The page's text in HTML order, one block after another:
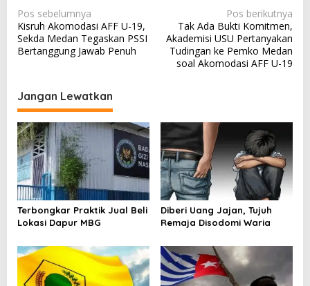
N
a
v
g
a
s
i
p
o
s
Pos sebelumnya
Kisruh Akomodasi AFF U-19,
Sekda Medan Tegaskan PSSI
Bertanggung Jawab Penuh
Pos berikutnya
Tak Ada Bukti Komitmen,
Akademisi USU Pertanyakan
Tudingan ke Pemko Medan
soal Akomodasi AFF U-19
Jangan Lewatkan
Terbongkar Praktik Jual Beli
Lokasi Dapur MBG
Diberi Uang Jajan, Tujuh
Remaja Disodomi Waria